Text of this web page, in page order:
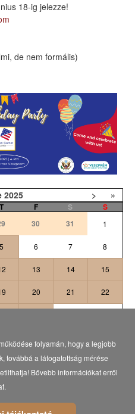
18-ig jelezze!
de nem formális)
2025 > »
T F S
S
30 31 1
5 6 7 8
13 14 15
20 21 22
folyamán, hogy a legjobb
továbbá a látogatottság mérése
Bővebb információkat erről